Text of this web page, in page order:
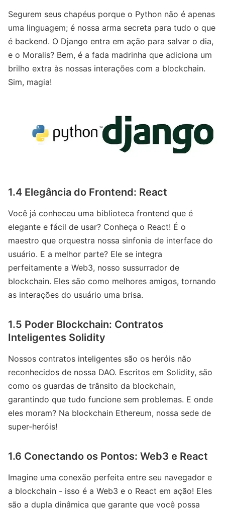
Segurem seus chapéus porque o Python não é apenas
uma linguagem; é nossa arma secreta para tudo o que
é backend. O Django entra em ação para salvar o dia,
e o Moralis? Bem, é a fada madrinha que adiciona um
brilho extra às nossas interações com a blockchain.
Sim, magia!
1.4 Elegância do Frontend: React
Você já conheceu uma biblioteca frontend que é
elegante e fácil de usar? Conheça o React! É o
maestro que orquestra nossa sinfonia de interface do
usuário. E a melhor parte? Ele se integra
perfeitamente a Web3, nosso sussurrador de
blockchain. Eles são como melhores amigos, tornando
as interações do usuário uma brisa.
1.5 Poder Blockchain: Contratos
Inteligentes Solidity
Nossos contratos inteligentes são os heróis não
reconhecidos de nossa DAO. Escritos em Solidity, são
como os guardas de trânsito da blockchain,
garantindo que tudo funcione sem problemas. E onde
eles moram? Na blockchain Ethereum, nossa sede de
super-heróis!
1.6 Conectando os Pontos: Web3 e React
Imagine uma conexão perfeita entre seu navegador e
a blockchain - isso é a Web3 e o React em ação! Eles
são a dupla dinâmica que garante que você possa